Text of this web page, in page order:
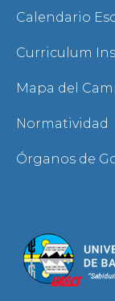
Calendario
Curriculum
Mapa del
Normatividad
Órganos de